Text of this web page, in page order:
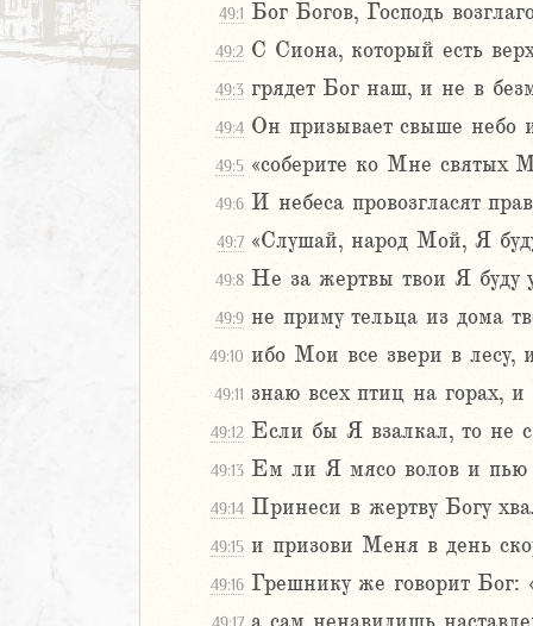
49:1 Бог Богов, Господь
49:2 С Сиона, который есть
49:3 грядет Бог наш, и не в
49:4 Он призывает свыше небо
49:5 «соберите ко Мне святых
49:6 И небеса провозгласят
49:7 «Слушай, народ Мой, Я
49:8 Не за жертвы твои Я буду
49:9 не приму тельца из дома
49:10 ибо Мои все звери в лесу,
49:11 знаю всех птиц на горах,
49:12 Если бы Я взалкал, то не
49:13 Ем ли Я мясо волов и пью
49:14 Принеси в жертву Богу
49:15 и призови Меня в день
49:16 Грешнику же говорит Бог: